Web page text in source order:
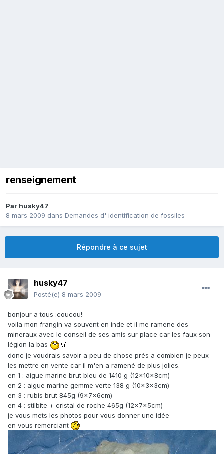
renseignement
Par husky47
8 mars 2009 dans Demandes d' identification de fossiles
Répondre à ce sujet
husky47
Posté(e) 8 mars 2009
bonjour a tous :coucou!:
voila mon frangin va souvent en inde et il me ramene des
mineraux avec le conseil de ses amis sur place car les faux son
légion la bas
donc je voudrais savoir a peu de chose prés a combien je peux
les mettre en vente car il m'en a ramené de plus jolies.
en 1 : aigue marine brut bleu de 1410 g (12x10x8cm)
en 2 : aigue marine gemme verte 138 g (10x3x3cm)
en 3 : rubis brut 845g (9x7x6cm)
en 4 : stilbite + cristal de roche 465g (12x7x5cm)
je vous mets les photos pour vous donner une idée
en vous remerciant